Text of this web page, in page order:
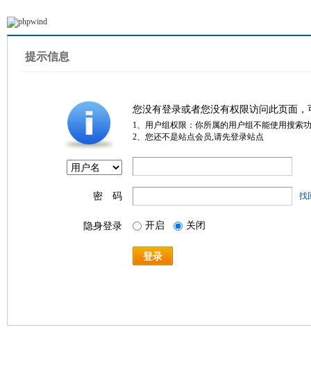
提示信息
您没有登录或者您没有权限访问此页面
1、用户组权限：你所属的用户组不能使用搜索
2、您还不是站点会员,请先登录站点
密 码 找
隐身登录 开启 关闭
登录